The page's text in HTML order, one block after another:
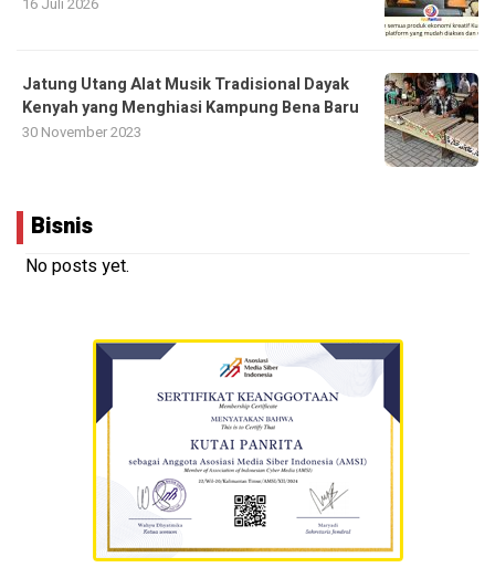
16 Juli 2026
Jatung Utang Alat Musik Tradisional Dayak
Kenyah yang Menghiasi Kampung Bena Baru
30 November 2023
Bisnis
No posts yet.